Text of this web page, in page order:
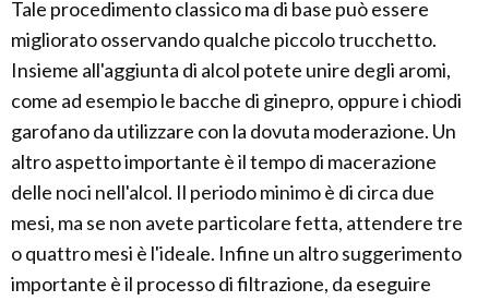
Tale procedimento classico ma di base può essere
migliorato osservando qualche piccolo trucchetto.
Insieme all'aggiunta di alcol potete unire degli aromi,
come ad esempio le bacche di ginepro, oppure i chiodi
garofano da utilizzare con la dovuta moderazione. Un
altro aspetto importante è il tempo di macerazione
delle noci nell'alcol. Il periodo minimo è di circa due
mesi, ma se non avete particolare fetta, attendere tre
o quattro mesi è l'ideale. Infine un altro suggerimento
importante è il processo di filtrazione, da eseguire